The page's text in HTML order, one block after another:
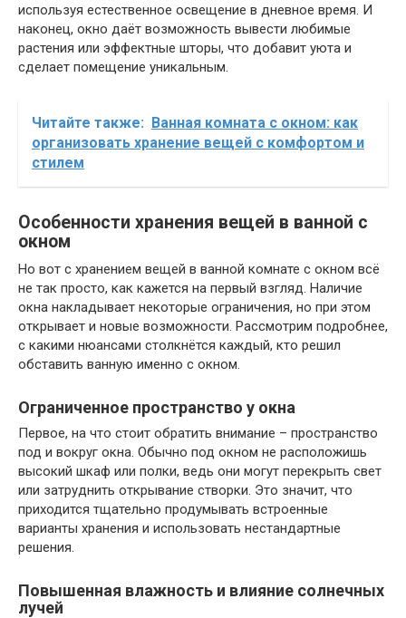
используя естественное освещение в дневное время. И
наконец, окно даёт возможность вывести любимые
растения или эффектные шторы, что добавит уюта и
сделает помещение уникальным.
Читайте также: Ванная комната с окном: как
организовать хранение вещей с комфортом и
стилем
Особенности хранения вещей в ванной с
окном
Но вот с хранением вещей в ванной комнате с окном всё
не так просто, как кажется на первый взгляд. Наличие
окна накладывает некоторые ограничения, но при этом
открывает и новые возможности. Рассмотрим подробнее,
с какими нюансами столкнётся каждый, кто решил
обставить ванную именно с окном.
Ограниченное пространство у окна
Первое, на что стоит обратить внимание – пространство
под и вокруг окна. Обычно под окном не расположишь
высокий шкаф или полки, ведь они могут перекрыть свет
или затруднить открывание створки. Это значит, что
приходится тщательно продумывать встроенные
варианты хранения и использовать нестандартные
решения.
Повышенная влажность и влияние солнечных
лучей